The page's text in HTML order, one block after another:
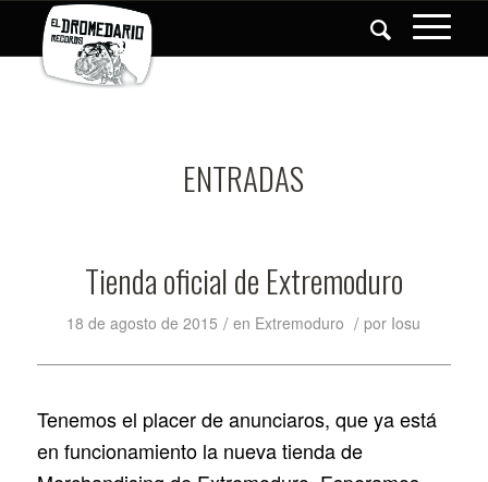
ENTRADAS
Tienda oficial de Extremoduro
18 de agosto de 2015 / en Extremoduro / por Iosu
Tenemos el placer de anunciaros, que ya está
en funcionamiento la nueva tienda de